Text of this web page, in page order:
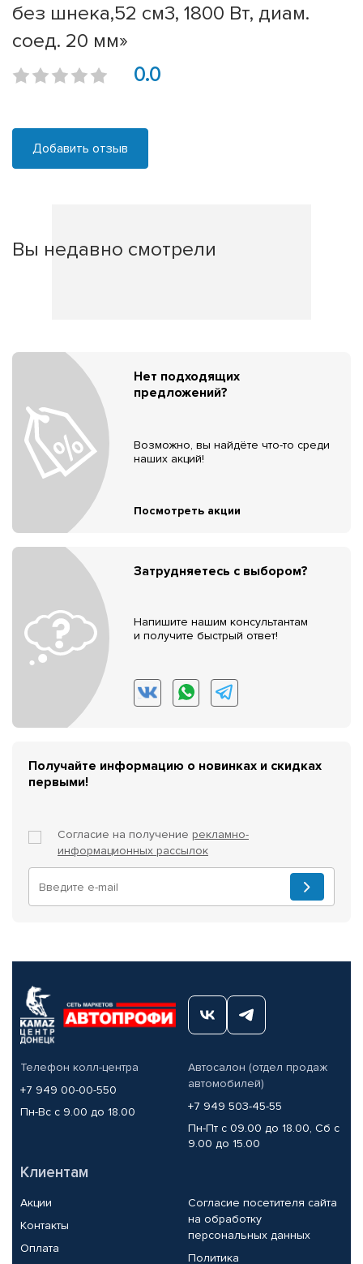
без шнека,52 см3, 1800 Вт, диам.
соед. 20 мм»
0.0
Добавить отзыв
Вы недавно смотрели
Нет подходящих
предложений?
Возможно, вы найдёте что-то среди
наших акций!
Посмотреть акции
Затрудняетесь с выбором?
Напишите нашим консультантам
и получите быстрый ответ!
Получайте информацию о новинках и скидках
первыми!
Согласие на получение рекламно-
информационных рассылок
Телефон колл-центра
+7 949 00-00-550
Пн-Вс с 9.00 до 18.00
Автосалон (отдел продаж
автомобилей)
+7 949 503-45-55
Пн-Пт с 09.00 до 18.00, Сб с
9.00 до 15.00
Клиентам
Акции
Контакты
Оплата
Согласие посетителя сайта
на обработку
персональных данных
Политика